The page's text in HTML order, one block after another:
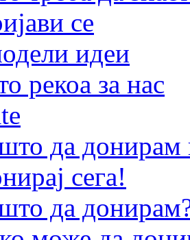
се
идеи
рекоа за нас
да
сега!
да